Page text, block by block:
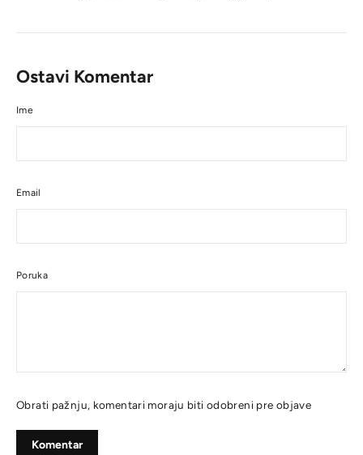
Ostavi Komentar
Ime
Email
Poruka
Obrati pažnju, komentari moraju biti odobreni pre objave